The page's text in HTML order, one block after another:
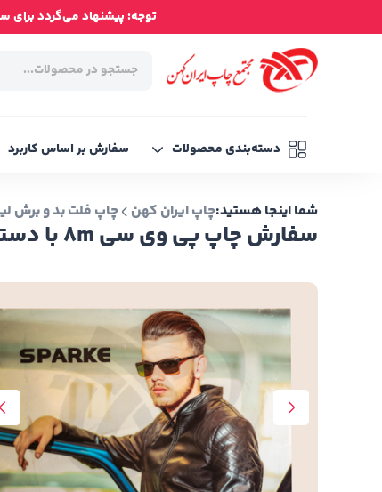
توجه: پیشنهاد می‌گردد برای
دسته‌بندی محصولات سفارش بر اساس کاربرد
سفارش چاپ پی وی سی 8m با دستگاه فلت بد - چاپ کهن
شما اینجا هستید:چاپ ایران کهن چاپ فلت بد و برش